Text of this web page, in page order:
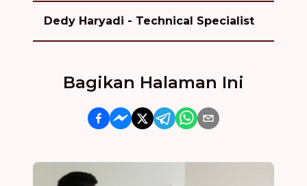
Dedy Haryadi - Technical Specialist
Bagikan Halaman Ini